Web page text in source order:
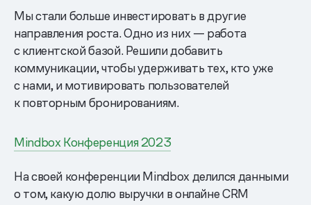
Мы стали больше инвестировать в другие
направления роста. Одно из них — работа
с клиентской базой. Решили добавить
коммуникации, чтобы удерживать тех, кто уже
с нами, и мотивировать пользователей
к повторным бронированиям.
Mindbox Конференция 2023
На своей конференции Mindbox делился данными
о том, какую долю выручки в онлайне CRM